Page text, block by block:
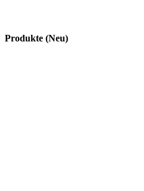
Produkte (Neu)